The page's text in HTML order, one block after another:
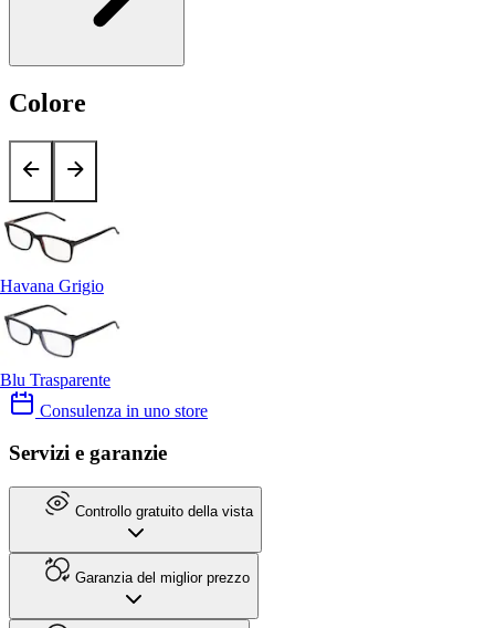
Colore
Havana Grigio
Blu Trasparente
Consulenza in uno store
Servizi e garanzie
Controllo gratuito della vista
Garanzia del miglior prezzo